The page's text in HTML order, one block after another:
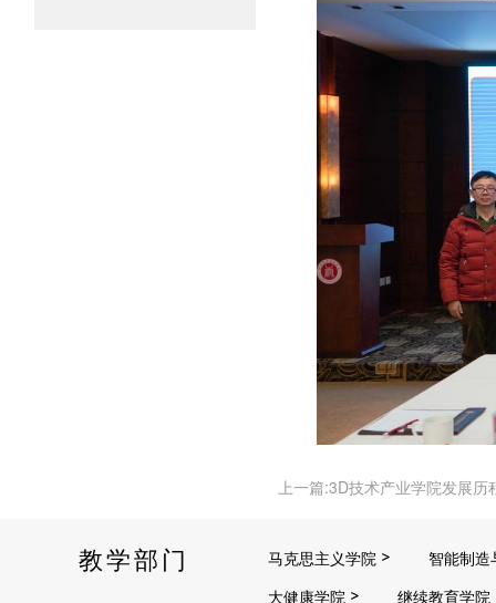
上一篇:3D技术产业学院发展历
教学部门 马克思主义学院
智能制造
大健康学院
继续教育学院